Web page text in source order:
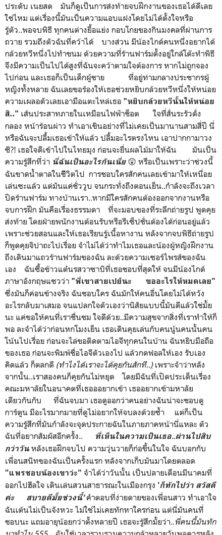
ประดับ เนยสด มันก็ดูเป็นการส่งท้ายจบฝึกงานของเธอได้ดีเลย
ใช่ไหม แต่เรื่องนี้มันเป็นความแอบแฝงโดยไม่ได้ตั้งใจหรือ
รู้ตัว..พอจบพิธี ทุกคนต่างยื้อแย่ง กอบโกยของกินมงคลที่ผ่านการ
ถวาย รวมถึงตัวฉันที่คว้าได้ บางส่วน มีน้องไกด์คนหนึ่งอยากได้
กล้วยหวีหนึ่งไปทำขนม ด้วยความที่ร้านฟาร์มตั้งอยู่ใกล้โต๊ะทำพิธี
จึงมีความเป็นไปได้สูงที่ฉันจะคว้าตามใจต้องการ หากไม่ถูกจอง
ไปก่อน และเธอก็เป็นเด็กผู้ชาย ที่อยู่ท่ามกลางประชากรผู้
หญิงทั้งหลาย ฉันเลยขอร้องให้เธอช่วยหยิบกล้วยหวีหนึ่งให้หน่อย
ความเผลอตัวเลยเอามือแตะไหล่เธอ "หยิบกล้วยหวีนั้นให้หน่อย
สิ.." เส้นประสาทภายในเหมือนไฟฟ้าช็อต ใจที่สั่นระรัวดั่ง
กลอง หน้าร้อนผ่าว ทำเอาเขินอย่างที่ไม่เคยเป็นมานานสามสี่ปี นี่
หรือฉันจะปลื้มเธอเข้าให้แล้ว ปลื้มอะไรตรงไหน เอาปากกามาวง
ซิ?! เธอใจดีเข้าไปในไทยมุง ก่อนจะยื่นผลไม้มาให้ฉัน มันเป็น
ความรู้สึกที่ว่า นี่ฉันเป็นอะไรกันเนี่ย😲 หรือเป็นเพราะว่าช่วงนี้
ฉันขาดน้ำตาลในชีิวิตไป การชอบใครสักคนเลยเข้ามาให้เหนื่อย
เล่นซะแล้ว แต่มันแค่ชั่ววูบ จนกระทั่งถึงตอนเย็น..กำลังจะถึงเวลา
ปิดร้านฟาร์ม ทางบ้านเรา..หากมีใครสักคนต้องออกจากงานหรือ
จบการฝึก มันคือเรื่องธรรมดา ที่จะมอบของที่ระลึกถ่ายรูป พูดคุย
ส่งท้าย โดยฝ่ายพนักงานต้อนรับหรือรีเซ็ปชั่นต้องได้ก่อนอยู่แล้ว
เพราะช่วยสอนและให้เธอเรียนรู้เนื้อหางาน หลังจากจบพิธีถ่ายรูป
ก็พูดคุยจิปาถะไปเรื่อย จำไม่ได้ว่าทำไมเธอและน้องผู้หญิงฝึกงาน
ถึงเดินมาแถวร้านฟาร์มของฉัน ละด้วยความเซอร์ไพรส์ของฉัน
เอง ฉันซื้อข้าวแต๋นรสวาซาบิที่เธอชอบที่สุดให้ จนมีน้องไกด์
ภาษาอังกฤษแซวว่า "พี่เขาสายเปย์นะ ขออะไรให้หมดเลย"
ซึ่งมันก็ค่อนข้างจริง ฉันชอบใคร ฉันมักให้คนอื่นโดยไม่ได้หวัง
อะไรกลับมาเสมอ จนแปลกใจตัวเองว่านิสัยแบบนี้มันดีแล้วใช่มั้ย
นะ แค่ขอให้คนที่เราชื่นชม ใจดีด้วย..มีความสุขจากสิ่งที่เราทำให้ก็
พอ ละจำได้ว่าก่อนหกโมงเย็น เธอเดินคุยเล่นกับคนนู้นคนนั้นคน
โน้นไปเรื่อย ก่อนจะไล่ขอติดตามไอจีทุกคนในบ้าน ฉันหยิบมือถือ
ของเธอ ก่อนจะพิมพ์ชื่อไอจีตัวเองไป แล้วกดฟอลให้เอง รับเอง
คิดแล้ว ก็ตลกดี (ทำไงได้เราจะได้คุยกันสักที..) เพราะจำว่าหลัง
จากนั้น..เราสองคนก็คุยกันไม่หยุด โดยมีฉันที่เปิดประเด็นเรื่อง
คณะมหาลัยในอนาคตที่เธอออยากเข้า เธออยากเข้ามหาลัย
เดียวกันกับ ที่ฉันจบมา เธอดูออกว่าคนอย่างฉันน่าจะชอบดู
การ์ตูน มีอะไรมากมายที่ดูไม่อยากให้จบลงด้วยซ้ำ แต่ก็เป็น
ความรู้สึกที่มันกำลังจะจุดประกายฉันในภายภาคหน้านี่แหละ ตัว
ฉันที่อยากสัมผัสอีกครั้ง..
ที่เห็นในความเป็นเธอ..ผ่านไปสิบ
กว่าวันหลังเธอฝึกจบไป ความวุ่นวายก็ก่อขึ้นในใจ ฉันบอกกับ
เพื่อนสนิทของฉันเป็นครั้งแรก หลังจากเก็บมันมาโดยตลอด
"แพรชอบน้องเขาว่ะ" จำได้ว่าวันนั้น เป็นปลายเดือนมีนาคมที่
ออกไปฮีลใจ เดินเล่นสวนสาธารณะในเมืองกรุง 'ก็ทักไปว่า สวัสดี
ค่ะ สบายดีมั้ยช่วงนี้'คำตอบที่ง่ายดายของเพื่อนสาว ทำเอาใจ
ฉันเต้นไม่เป็นจังหวะ ไม่ใช่ไม่เคยทักหาใครก่อน แต่นี่มันคนที่
ชอบนะ แถมอายุน้อยกว่าตั้งหลายปี เธอจะรู้สึกมั้ยว่า..พี่คนนี้มันทัก